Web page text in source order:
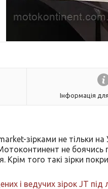
Інформація
зірками не тільки на
не боячись
Крім того такі зірки
і ведучих зірок JT під